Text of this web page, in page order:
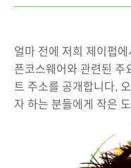
얼마 전에 저희 제이펍
픈코스웨어와 관련된 주
트 주소를 공개합니다.
자 하는 분들에게 작은